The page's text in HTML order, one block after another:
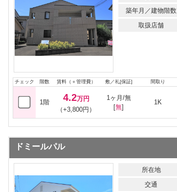
築年月／建物階数
取扱店舗
チェック 階数 賃料（＋管理費） 敷／礼[保証] 間取り
1階 4.2万円
（+3,800円）
1ヶ月/無
[無]
1K
ドミールパル
所在地
交通